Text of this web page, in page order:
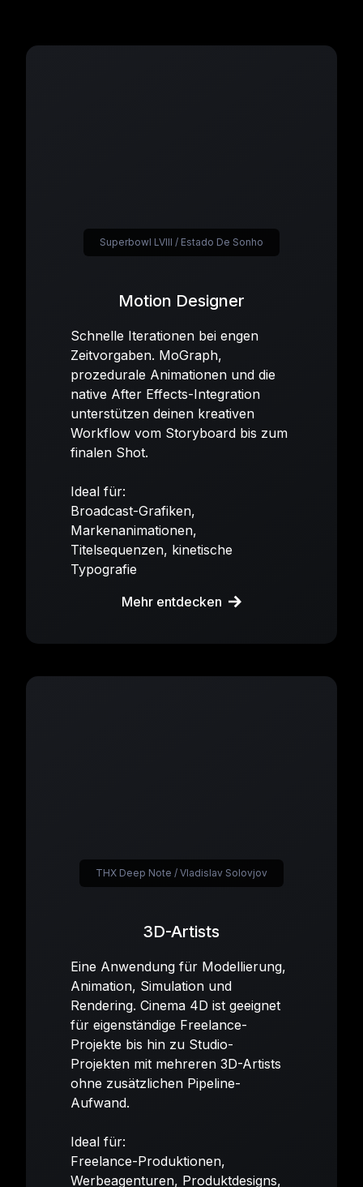
Motion Designer
Schnelle Iterationen bei engen
Zeitvorgaben. MoGraph,
prozedurale Animationen und die
native After Effects-Integration
unterstützen deinen kreativen
Workflow vom Storyboard bis zum
finalen Shot.
Ideal für:
Broadcast-Grafiken,
Markenanimationen,
Titelsequenzen, kinetische
Typografie
Mehr entdecken
Superbowl LVIII / Estado De Sonho
3D-Artists
Eine Anwendung für Modellierung,
Animation, Simulation und
Rendering. Cinema 4D ist geeignet
für eigenständige Freelance-
Projekte bis hin zu Studio-
Projekten mit mehreren 3D-Artists
ohne zusätzlichen Pipeline-
Aufwand.
Ideal für:
Freelance-Produktionen,
Werbeagenturen, Produktdesigns,
THX Deep Note / Vladislav Solovjov